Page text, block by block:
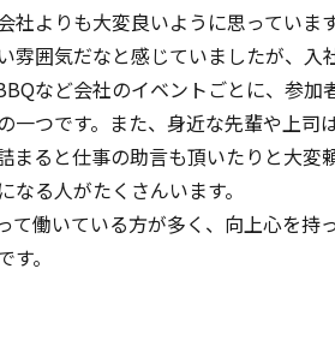
よりも大変良いように思っています
雰囲気だなと感じていましたが、入
など会社のイベントごとに、参加
一つです。また、身近な先輩や上司
まると仕事の助言も頂いたりと大変
る人がたくさんいます。
て働いている方が多く、向上心を持
。